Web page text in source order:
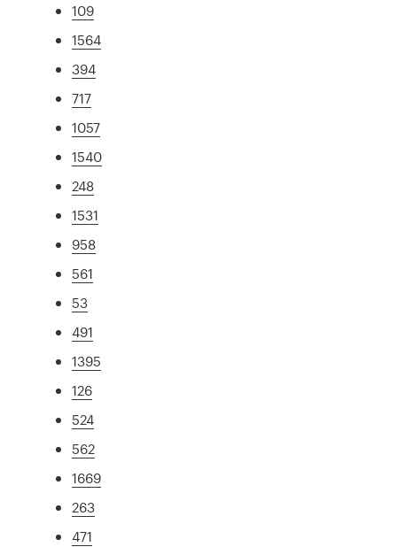
109
1564
394
717
1057
1540
248
1531
958
561
53
491
1395
126
524
562
1669
263
471